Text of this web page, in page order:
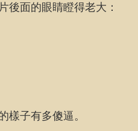
後面的眼睛瞪得老大：
樣子有多傻逼。